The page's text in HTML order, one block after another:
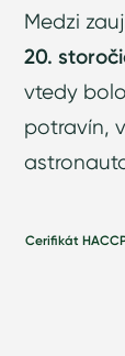
Medzi
20.
vtedy
potravín,
Cerifikát